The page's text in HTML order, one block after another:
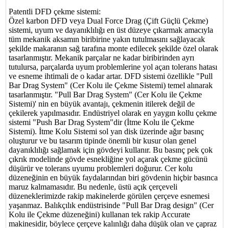
Patentli DFD çekme sistemi:
Özel karbon DFD veya Dual Force Drag (Çift Güçlü Çekme)
sistemi, uyum ve dayanıklılığı en üst düzeye çıkarmak amacıyla
tüm mekanik aksamın biribirine yakın tutulmasını sağlayacak
şekilde makaranın sağ tarafına monte edilecek şekilde özel olarak
tasarlanmıştır. Mekanik parçalar ne kadar biribirinden ayrı
tutulursa, parçalarda uyum problemlerine yol açan tolerans hatası
ve esneme ihtimali de o kadar artar. DFD sistemi özellikle "Pull
Bar Drag System" (Cer Kolu ile Çekme Sistemi) temel alınarak
tasarlanmıştır. "Pull Bar Drag System" (Cer Kolu ile Çekme
Sistemi)' nin en büyük avantajı, çekmenin itilerek değil de
çekilerek yapılmasıdır. Endüstriyel olarak en yaygın kollu çekme
sistemi "Push Bar Drag System"dir (İtme Kolu ile Çekme
Sistemi). İtme Kolu Sistemi sol yan disk üzerinde ağır basınç
oluşturur ve bu tasarım tipinde önemli bir kusur olan genel
dayanıklılığı sağlamak için gövdeyi kullanır. Bu basınç pek çok
çıkrık modelinde gövde esnekliğine yol açarak çekme gücünü
düşürür ve tolerans uyumu problemleri doğurur. Cer kolu
düzeneğinin en büyük faydalarından biri gövdenin hiçbir basınca
maruz kalmamasıdır. Bu nedenle, üstü açık çerçeveli
düzeneklerimizde rakip makinelerde görülen çerçeve esnemesi
yaşanmaz. Balıkçılık endüstrisinde "Pull Bar Drag design" (Cer
Kolu ile Çekme düzeneğini) kullanan tek rakip Accurate
makinesidir, böylece çerçeve kalınlığı daha düşük olan ve çapraz